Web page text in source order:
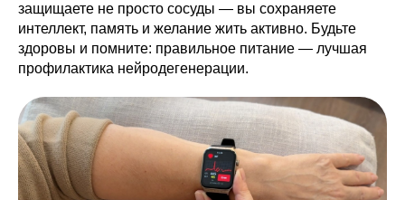
защищаете не просто сосуды — вы сохраняете
интеллект, память и желание жить активно. Будьте
здоровы и помните: правильное питание — лучшая
профилактика нейродегенерации.